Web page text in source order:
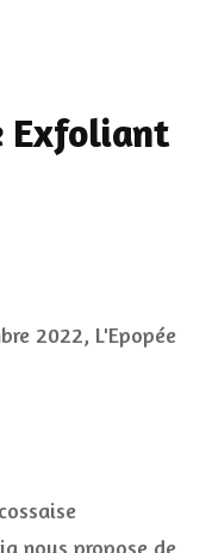
Exfoliant
nous propose de